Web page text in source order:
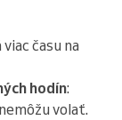
času na
hodín:
volať.